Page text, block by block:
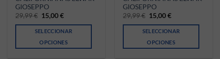
GIOSEPPO
29,99€ El precio original era: 29,99 €.
15,00€El precio actual es: 15,00 €.
SELECCIONAR
OPCIONES
GIOSEPPO
29,99€ El precio original era:
15,00€El precio actual
SELECCIONAR
OPCIONES